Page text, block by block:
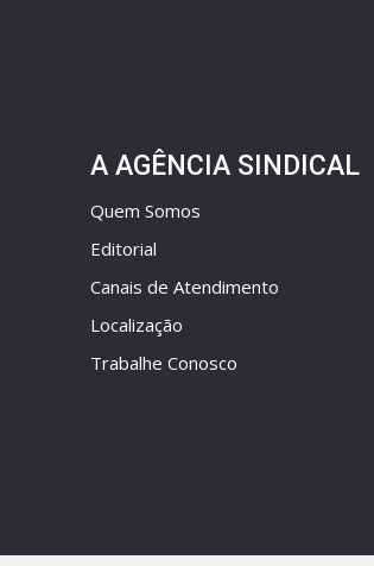
A AGÊNCIA SINDICAL
Quem Somos
Editorial
Canais de Atendimento
Localização
Trabalhe Conosco